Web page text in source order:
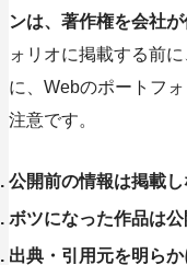
ンは、著作権を会社が
ォリオに掲載する前
に、Webのポートフ
注意です。
公開前の情報は掲載
ボツになった作品は
出典・引用元を明ら